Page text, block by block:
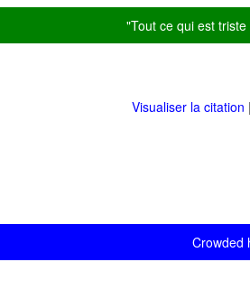
"Tout ce qui est
Visualiser la citation
Crowded